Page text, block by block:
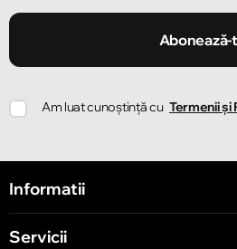
Strada Ion Creangă 78
Strada Mitropolit Varlaam 58
Abonează-
Am luat cunoștință cu Termenii și
Informatii
Servicii